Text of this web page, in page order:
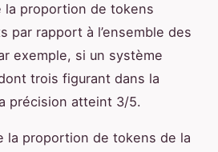
la proportion de tokens
par rapport à l’ensemble des
exemple, si un système
trois figurant dans la
précision atteint 3/5.
la proportion de tokens de la